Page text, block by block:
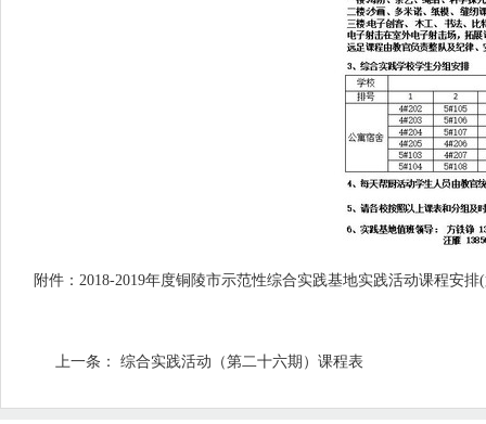
附件：2018-2019年度铜陵市示范性综合实践基地实践活动课程安
上一条： 综合实践活动（第二十六期）课程表